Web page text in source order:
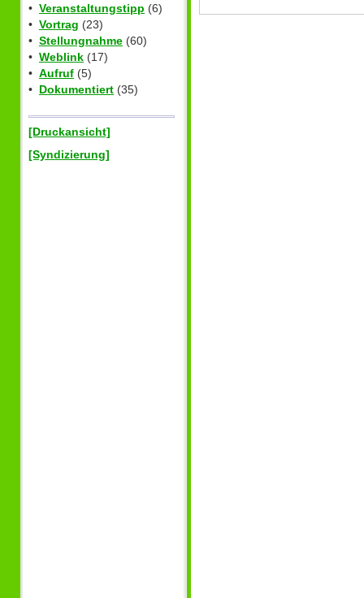
• Veranstaltungstipp (6)
• Vortrag (23)
• Stellungnahme (60)
• Weblink (17)
• Aufruf (5)
• Dokumentiert (35)
[Druckansicht]
[Syndizierung]